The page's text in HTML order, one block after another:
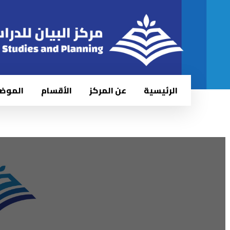
الرئيسية عن المركز الأقسام